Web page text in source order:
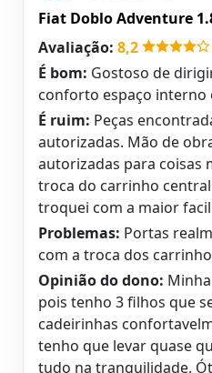
Fiat Doblo Adventure
Avaliação: 8,2
É bom: Gostoso de
conforto espaço interno
É ruim: Peças
autorizadas. Mão de
autorizadas para coisas
troca do carrinho
troquei com a maior
Problemas: Portas
com a troca dos
Opinião do dono:
pois tenho 3 filhos que
cadeirinhas
tenho que levar quase
tudo na tranquilidade.